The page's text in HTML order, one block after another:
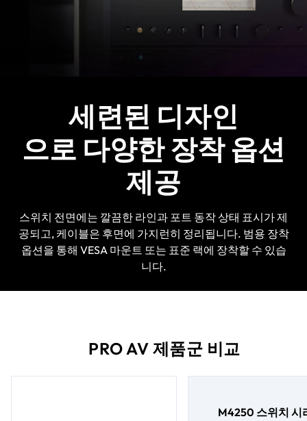
세련된 디자인
으로 다양한 장착 옵션
제공
스위치 전면에는 깔끔한 라인과 포트 동작 상태 표시가 제
공되고, 케이블은 후면에 가지런히 정리됩니다. 범용 장착
옵션을 통해 VESA 마운트 또는 표준 랙에 장착할 수 있습
니다.
PRO AV 제품군 비교
M4250 스위치 시